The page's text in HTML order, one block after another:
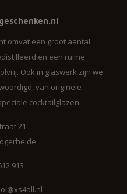
omvat een groot aantal
en een ruime
Ook in glaswerk zijn we
van originele
cocktailglazen.
21
913